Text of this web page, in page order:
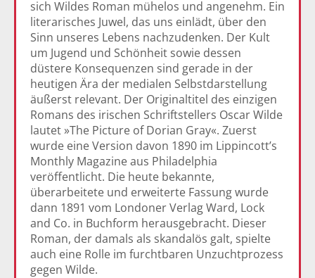
sich Wildes Roman mühelos und angenehm. Ein
literarisches Juwel, das uns einlädt, über den
Sinn unseres Lebens nachzudenken. Der Kult
um Jugend und Schönheit sowie dessen
düstere Konsequenzen sind gerade in der
heutigen Ära der medialen Selbstdarstellung
äußerst relevant. Der Originaltitel des einzigen
Romans des irischen Schriftstellers Oscar Wilde
lautet »The Picture of Dorian Gray«. Zuerst
wurde eine Version davon 1890 im Lippincott’s
Monthly Magazine aus Philadelphia
veröffentlicht. Die heute bekannte,
überarbeitete und erweiterte Fassung wurde
dann 1891 vom Londoner Verlag Ward, Lock
and Co. in Buchform herausgebracht. Dieser
Roman, der damals als skandalös galt, spielte
auch eine Rolle im furchtbaren Unzuchtprozess
gegen Wilde.